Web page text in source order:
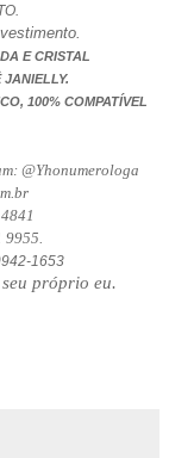
E CRISTAL
JANIELLY.
100% COMPATÍVEL
9955.
1653
próprio eu.